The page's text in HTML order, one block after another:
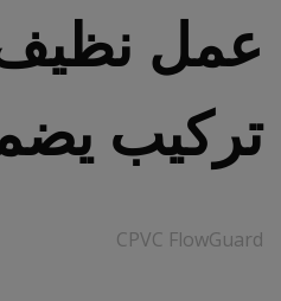
عمل نظيف
تركيب
CPVC FlowGuard